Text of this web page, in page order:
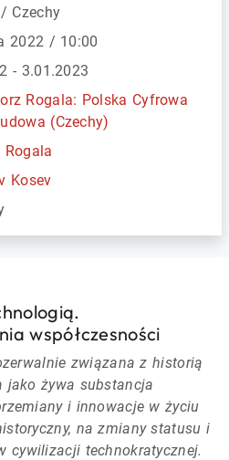
/ Czechy
2022 / 10:00
- 3.01.2023
Rogala: Polska Cyfrowa
(Czechy)
Rogala
Kosev
współczesności
związana z historią
jako żywa substancja
i innowacje w życiu
na zmiany statusu i
cywilizacji technokratycznej.